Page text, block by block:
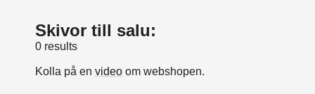
Skivor till salu:
0 results
Kolla på en video om webshopen.